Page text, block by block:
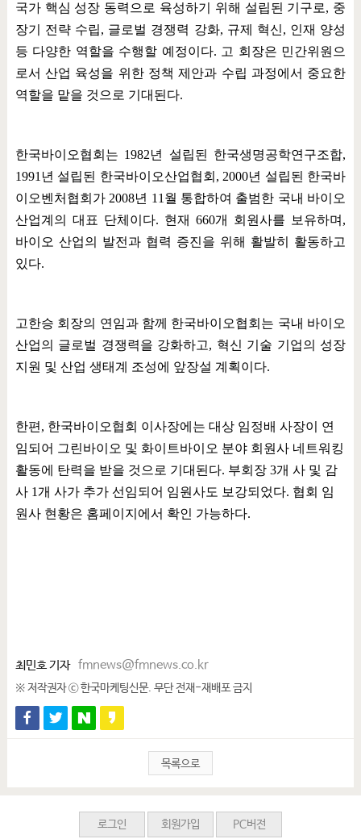
국가 핵심 성장 동력으로 육성하기 위해 설립된 기구로, 중
장기 전략 수립, 글로벌 경쟁력 강화, 규제 혁신, 인재 양성
등 다양한 역할을 수행할 예정이다. 고 회장은 민간위원으
로서 산업 육성을 위한 정책 제안과 수립 과정에서 중요한
역할을 맡을 것으로 기대된다.
한국바이오협회는 1982년 설립된 한국생명공학연구조합,
1991 년 설립된 한국바이오산업협회 , 2000년 설립된 한국바
이오벤처협회가 2008년 11 월 통합하여 출범한 국내 바이오
산업계의 대표 단체이다. 현재660개 회원사를 보유하며 ,
바이오 산업의 발전과 협력 증진을 위해 활발히 활동하고
있다.
고한승 회장의 연임과 함께 한국바이오협회는 국내 바이오
산업의 글로벌 경쟁력을 강화하고, 혁신 기술 기업의 성장
지원 및 산업 생태계 조성에 앞장설 계획이다.
한편 , 한국바이오협회 이사장에는 대상 임정배 사장이 연
임되어 그린바이오 및 화이트바이오 분야 회원사 네트워킹
활동에 탄력을 받을 것으로 기대된다. 부회장 3개 사 및 감
사 1개 사가 추가 선임되어 임원사도 보강되었다. 협회 임
원사 현황은 홈페이지에서 확인 가능하다.
최민호 기자 fmnews@fmnews.co.kr
※ 저작권자 ⓒ 한국마케팅신문. 무단 전재-재배포 금지
목록으로
로그인 회원가입 PC버전